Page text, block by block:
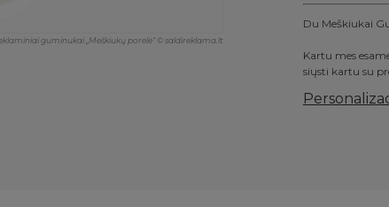
guminukai „Meškiukų porelė“ © saldireklama.lt
Du Meškiukai
Kartu mes
siųsti kartu su